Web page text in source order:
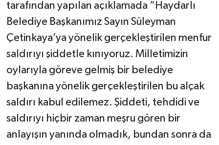
tarafından yapılan açıklamada “Haydarlı
Belediye Başkanımız Sayın Süleyman
Çetinkaya’ya yönelik gerçekleştirilen menfur
saldırıyı şiddetle kınıyoruz. Milletimizin
oylarıyla göreve gelmiş bir belediye
başkanına yönelik gerçekleştirilen bu alçak
saldırı kabul edilemez. Şiddeti, tehdidi ve
saldırıyı hiçbir zaman meşru gören bir
anlayışın yanında olmadık, bundan sonra da